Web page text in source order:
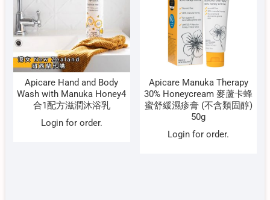
Apicare Hand and Body
Wash with Manuka Honey4
合1配方滋潤沐浴乳
Login for order.
Apicare Manuka Therapy
30% Honeycream 麥蘆卡蜂
蜜舒緩濕疹膏 (不含類固醇)
50g
Login for order.